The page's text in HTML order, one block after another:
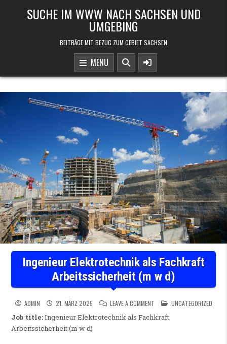
SUCHE IM WWW NACH SACHSEN UND
UMGEBING
BEITRÄGE MIT BEZUG ZUM GEBIET SACHSEN
MENU
Ingenieur Elektrotechnik als Fachkraft
Arbeitssicherheit (m w d)
ADMIN 21. MÄRZ 2025 LEAVE A COMMENTON INGENIEUR
POSTED IN
UNCATEGORIZED
Job title:Ingenieur Elektrotechnik als Fachkraft
Arbeitssicherheit (m w d)